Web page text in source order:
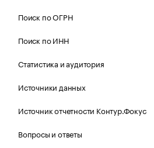
Поиск по ОГРН
Поиск по ИНН
Статистика и аудитория
Источники данных
Источник отчетности Контур.Фокус
Вопросы и ответы